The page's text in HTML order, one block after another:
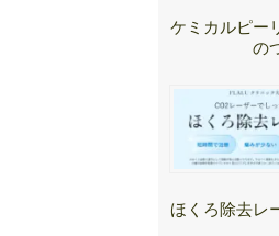
ケミカルピー
の
ほくろ除去レ